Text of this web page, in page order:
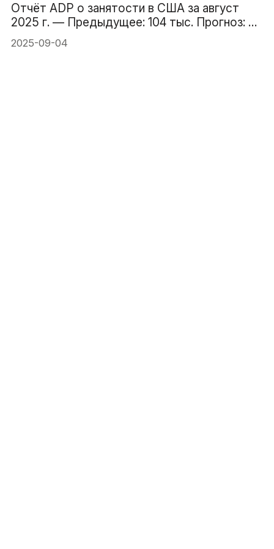
Отчёт ADP о занятости в США за август
2025 г. — Предыдущее: 104 тыс. Прогноз: 70
тыс.
2025-09-04